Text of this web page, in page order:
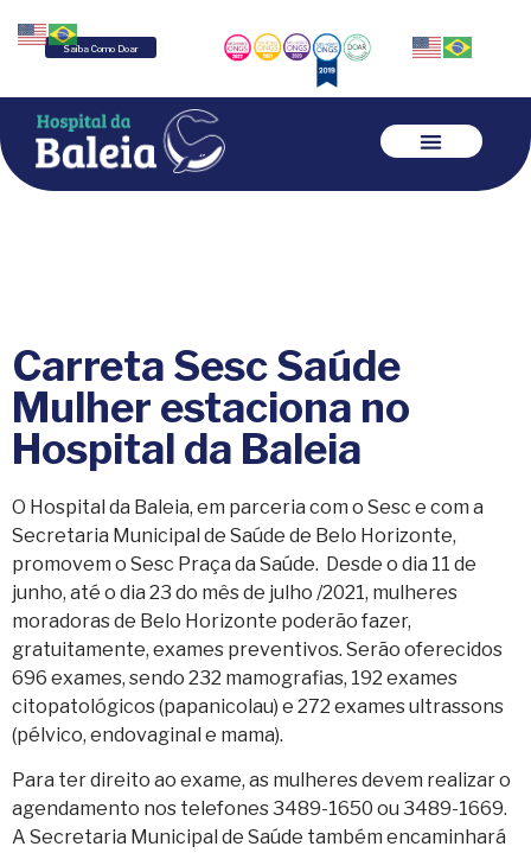
Saiba Como Doar
Carreta Sesc Saúde
Mulher estaciona no
Hospital da Baleia
O Hospital da Baleia, em parceria com o Sesc e com a
Secretaria Municipal de Saúde de Belo Horizonte,
promovem o Sesc Praça da Saúde. Desde o dia 11 de
junho, até o dia 23 do mês de julho /2021, mulheres
moradoras de Belo Horizonte poderão fazer,
gratuitamente, exames preventivos. Serão oferecidos
696 exames, sendo 232 mamografias, 192 exames
citopatológicos (papanicolau) e 272 exames ultrassons
(pélvico, endovaginal e mama).
Para ter direito ao exame, as mulheres devem realizar o
agendamento nos telefones 3489-1650 ou 3489-1669.
A Secretaria Municipal de Saúde também encaminhará